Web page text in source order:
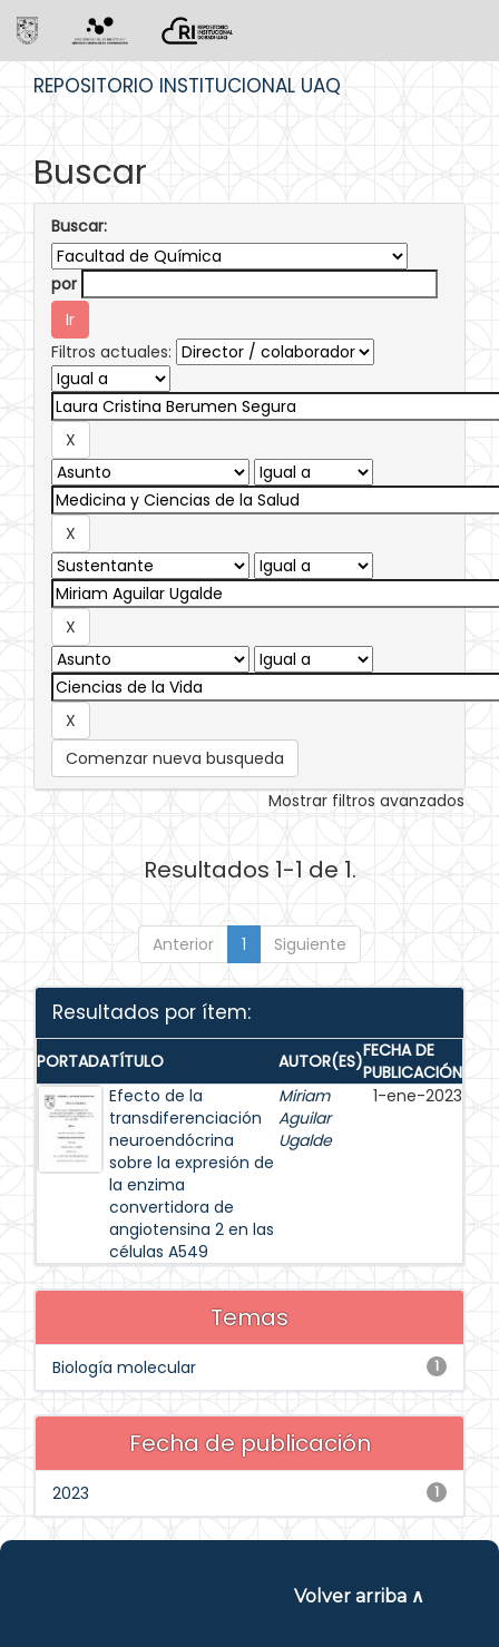
REPOSITORIO INSTITUCIONAL UAQ
Buscar
Buscar:
por
Filtros actuales:
Comenzar nueva busqueda
Mostrar filtros avanzados
Resultados 1-1 de 1.
Anterior 1 Siguiente
Resultados por ítem:
PORTADATÍTULO AUTOR(ES)FECHA DE
PUBLICACIÓN
Efecto de la
transdiferenciación
neuroendócrina
sobre la expresión de
la enzima
convertidora de
angiotensina 2 en las
células A549
Miriam
Aguilar
Ugalde
1-ene-2023
Temas
1
Biología molecular
Fecha de publicación
1
2023
Volver arriba ∧